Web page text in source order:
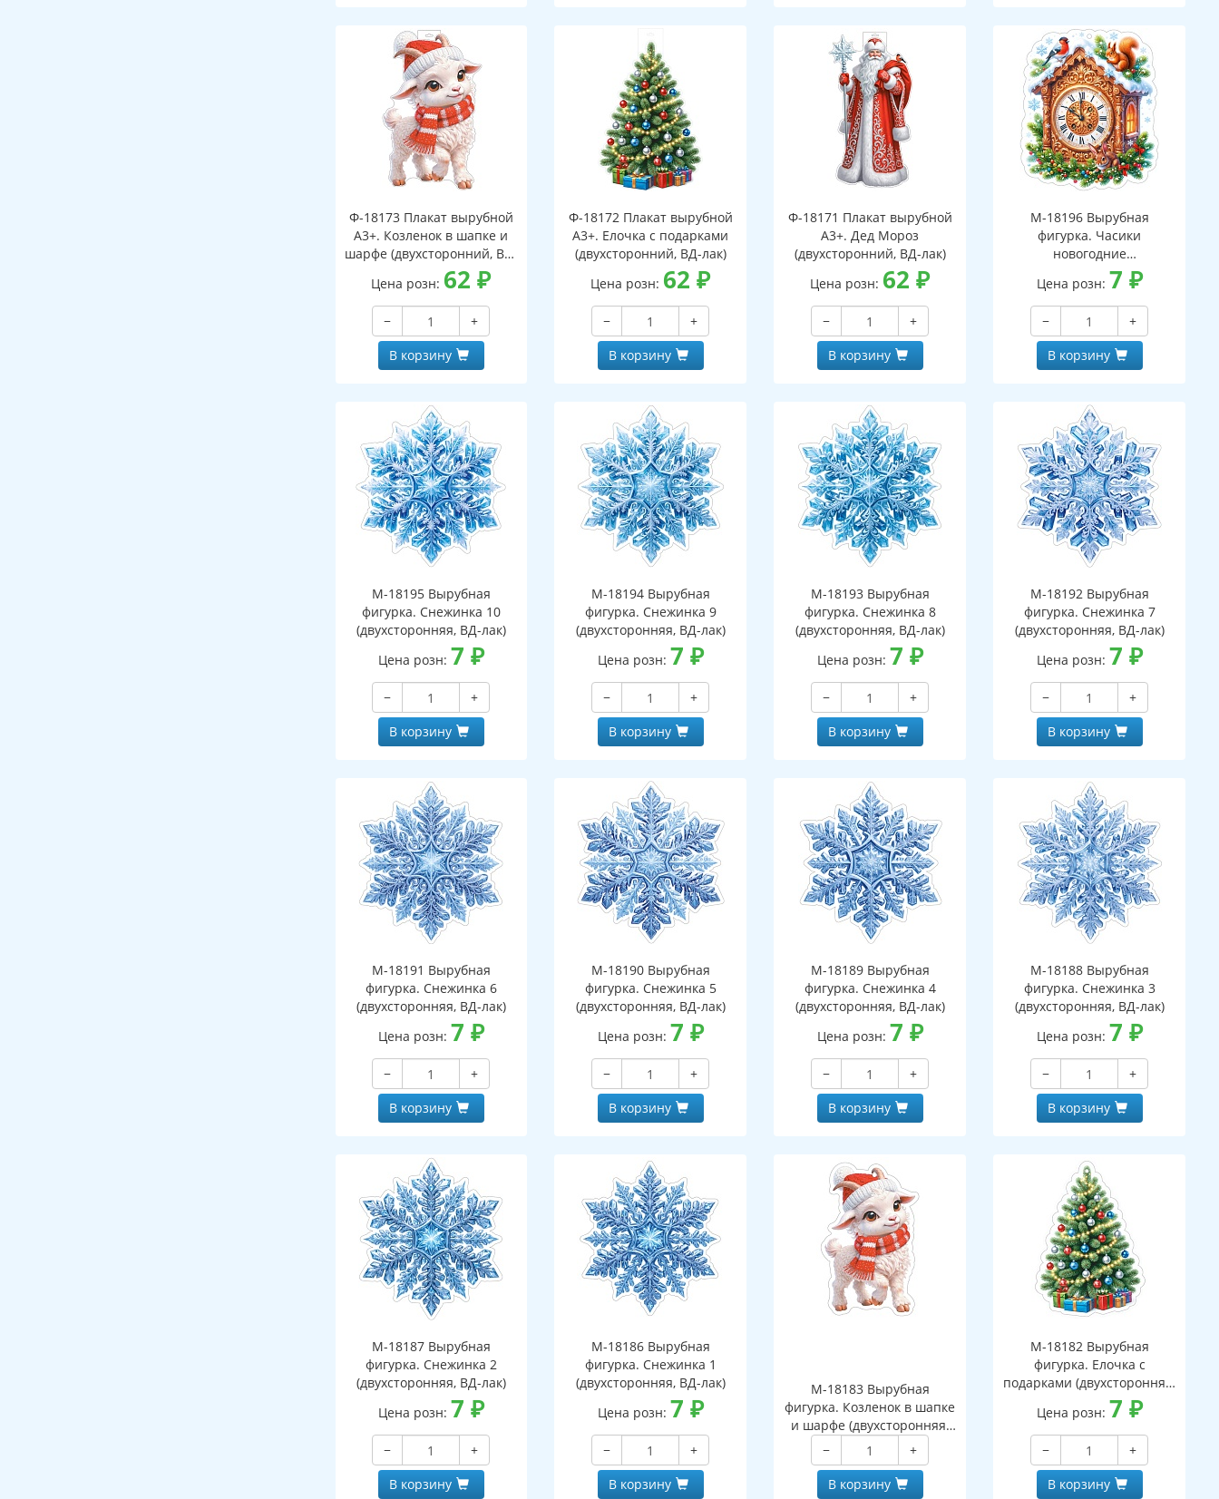
Ф-18173 Плакат вырубной
А3+. Козленок в шапке и
шарфе (двухсторонний, ВД-
Цена розн: 62₽
−
+
В корзину
Ф-18172 Плакат вырубной
А3+. Елочка с подарками
(двухсторонний, ВД-лак)
Цена розн: 62₽
−
+
В корзину
Ф-18171 Плакат вырубной
А3+. Дед Мороз
(двухсторонний, ВД-лак)
Цена розн: 62₽
−
+
В корзину
М-18196 Вырубная
фигурка. Часики
новогодние
(двухсторонняя, ВД-лак)
Цена розн: 7 ₽
−
+
В корзину
М-18195 Вырубная
фигурка. Снежинка 10
(двухсторонняя, ВД-лак)
Цена розн: 7 ₽
−
+
В корзину
М-18194 Вырубная
фигурка. Снежинка 9
(двухсторонняя, ВД-лак)
Цена розн: 7 ₽
−
+
В корзину
М-18193 Вырубная
фигурка. Снежинка 8
(двухсторонняя, ВД-лак)
Цена розн: 7 ₽
−
+
В корзину
М-18192 Вырубная
фигурка. Снежинка 7
(двухсторонняя, ВД-лак)
Цена розн: 7 ₽
−
+
В корзину
М-18191 Вырубная
фигурка. Снежинка 6
(двухсторонняя, ВД-лак)
Цена розн: 7 ₽
−
+
В корзину
М-18190 Вырубная
фигурка. Снежинка 5
(двухсторонняя, ВД-лак)
Цена розн: 7 ₽
−
+
В корзину
М-18189 Вырубная
фигурка. Снежинка 4
(двухсторонняя, ВД-лак)
Цена розн: 7 ₽
−
+
В корзину
М-18188 Вырубная
фигурка. Снежинка 3
(двухсторонняя, ВД-лак)
Цена розн: 7 ₽
−
+
В корзину
М-18187 Вырубная
фигурка. Снежинка 2
(двухсторонняя, ВД-лак)
Цена розн: 7 ₽
−
+
В корзину
М-18186 Вырубная
фигурка. Снежинка 1
(двухсторонняя, ВД-лак)
Цена розн: 7 ₽
−
+
В корзину
М-18183 Вырубная
фигурка. Козленок в шапке
и шарфе (двухсторонняя,
ВД-лак)
−
+
В корзину
М-18182 Вырубная
фигурка. Елочка с
подарками (двухсторонняя,
ВД-лак)
Цена розн: 7 ₽
−
+
В корзину